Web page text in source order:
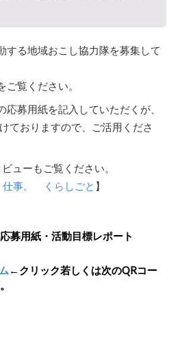
する地域おこし協力隊を募集して
覧ください。
応募用紙を記入していただくが、
ておりますので、ご活用くださ
ューもご覧ください。
仕事。 くらしごと 】
募用紙・活動目標レポート
←クリック若しくは次のQRコー